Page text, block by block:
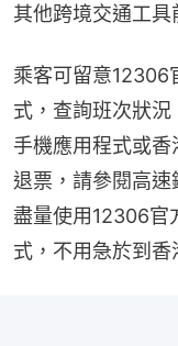
其他跨境交通工具
乘客可留意12306
式，查詢班次狀況
手機應用程式或
退票，請參閱高
盡量使用12306官
式，不用急於到香